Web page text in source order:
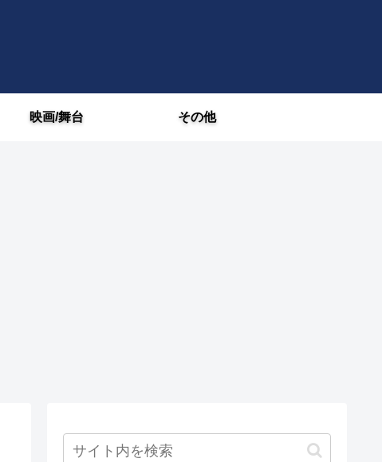
映画/舞台 その他